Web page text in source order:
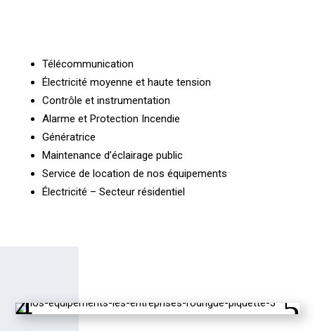
Télécommunication
Électricité moyenne et haute tension
Contrôle et instrumentation
Alarme et Protection Incendie
Génératrice
Maintenance d’éclairage public
Service de location de nos équipements
Électricité – Secteur résidentiel